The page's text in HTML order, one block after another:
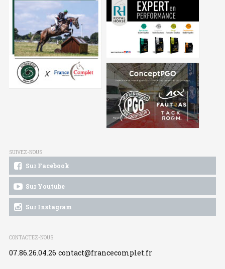
SUIVEZ-NOUS
Sur Facebook
Sur Youtube
Sur Instagram
CONTACTEZ-NOUS
07.86.26.04.26 contact@francecomplet.fr